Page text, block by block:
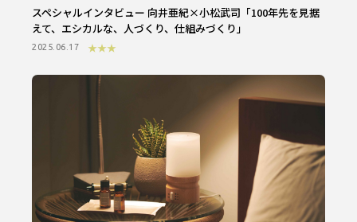
スペシャルインタビュー 向井亜紀×小松武司 「100年先を見据
えて、エシカルな、人づくり、仕組みづくり」
2025.06.17 ★★★